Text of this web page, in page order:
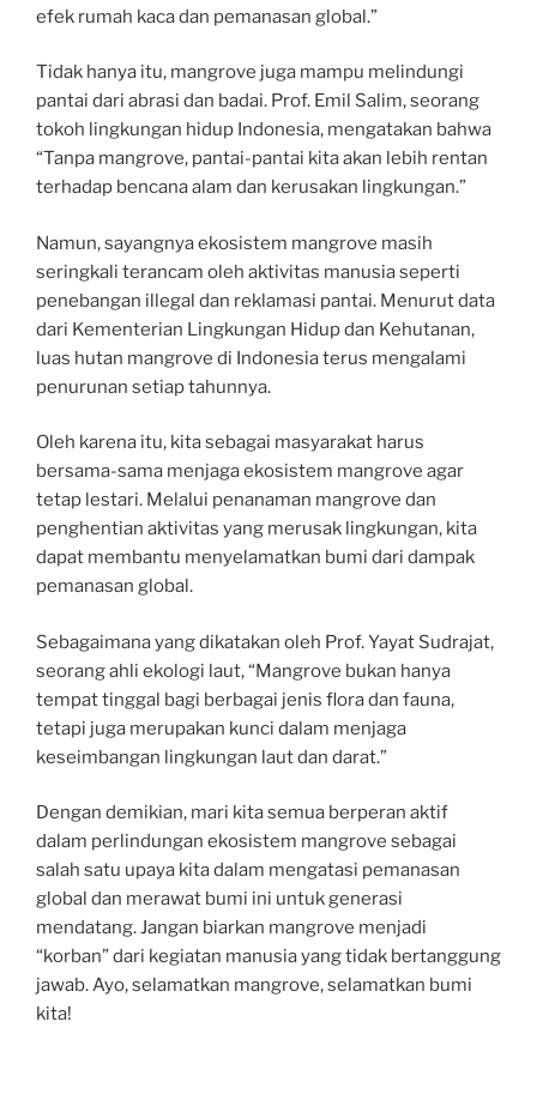
efek rumah kaca dan pemanasan global.”
Tidak hanya itu, mangrove juga mampu melindungi
pantai dari abrasi dan badai. Prof. Emil Salim, seorang
tokoh lingkungan hidup Indonesia, mengatakan bahwa
“Tanpa mangrove, pantai-pantai kita akan lebih rentan
terhadap bencana alam dan kerusakan lingkungan.”
Namun, sayangnya ekosistem mangrove masih
seringkali terancam oleh aktivitas manusia seperti
penebangan illegal dan reklamasi pantai. Menurut data
dari Kementerian Lingkungan Hidup dan Kehutanan,
luas hutan mangrove di Indonesia terus mengalami
penurunan setiap tahunnya.
Oleh karena itu, kita sebagai masyarakat harus
bersama-sama menjaga ekosistem mangrove agar
tetap lestari. Melalui penanaman mangrove dan
penghentian aktivitas yang merusak lingkungan, kita
dapat membantu menyelamatkan bumi dari dampak
pemanasan global.
Sebagaimana yang dikatakan oleh Prof. Yayat Sudrajat,
seorang ahli ekologi laut, “Mangrove bukan hanya
tempat tinggal bagi berbagai jenis flora dan fauna,
tetapi juga merupakan kunci dalam menjaga
keseimbangan lingkungan laut dan darat.”
Dengan demikian, mari kita semua berperan aktif
dalam perlindungan ekosistem mangrove sebagai
salah satu upaya kita dalam mengatasi pemanasan
global dan merawat bumi ini untuk generasi
mendatang. Jangan biarkan mangrove menjadi
“korban” dari kegiatan manusia yang tidak bertanggung
jawab. Ayo, selamatkan mangrove, selamatkan bumi
kita!